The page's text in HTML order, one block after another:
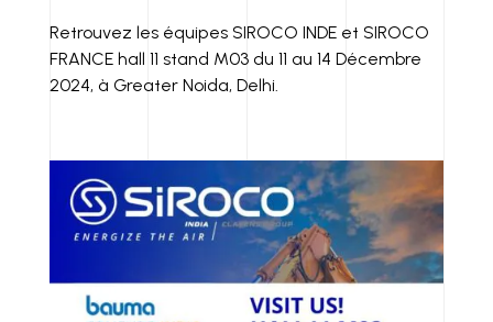
Retrouvez les équipes SIROCO INDE et SIROCO
FRANCE hall 11 stand M03 du 11 au 14 Décembre
2024, à Greater Noida, Delhi.